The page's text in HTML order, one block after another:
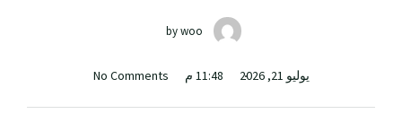
bywoo
يوليو 21, 2026 11:48 م No Comments